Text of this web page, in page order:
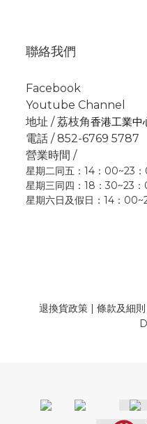
聯絡我們
Facebook
Youtube Channel
地址 / 荔枝角香港工業中
電話 / 852-6769 5787
營業時間 /
星期二同五：14：00~23
星期三同四：18：30~23
星期六日及假日：14：
退換貨政策| 條款及細則